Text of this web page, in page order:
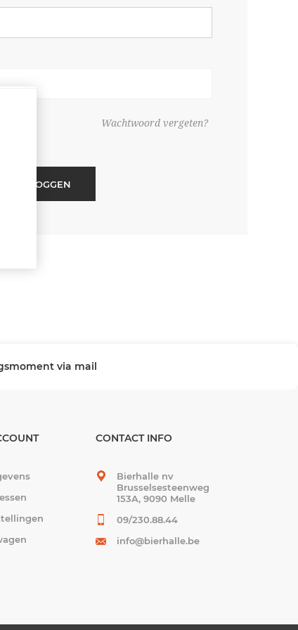
Wachtwoord vergeten?
INLOGGEN
via mail
CONTACT INFO
Bierhalle nv
Brusselsesteenweg
153A, 9090 Melle
09/230.88.44
info@bierhalle.be